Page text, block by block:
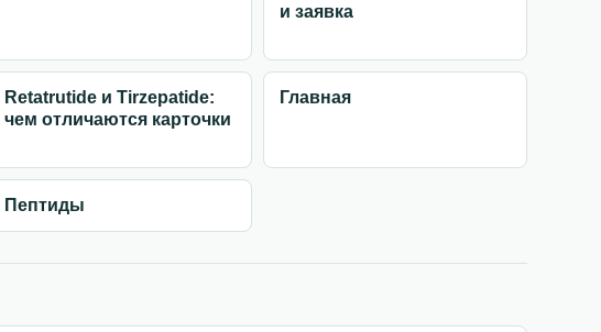
и заявка
Retatrutide и Tirzepatide:
чем отличаются карточки
Главная
Пептиды